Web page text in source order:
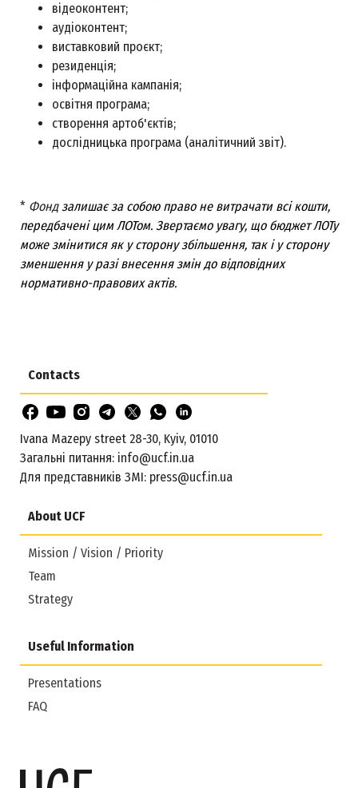
відеоконтент;
аудіоконтент;
виставковий проєкт;
резиденція;
інформаційна кампанія;
освітня програма;
створення артоб'єктів;
дослідницька програма (аналітичний звіт).
* Фондзалишає за собою право не витрачати всі кошти,
передбачені цим ЛОТом. Звертаємо увагу, що бюджет ЛОТу
може змінитися як у сторону збільшення, так і у сторону
зменшення у разі внесення змін до відповідних
нормативно-правових актів.
About UCF
Mission / Vision / Priority
Team
Strategy
Useful Information
Presentations
FAQ
Contacts
Ivana Mazepy street 28-30, Kyiv, 01010
Загальні питання: info@ucf.in.ua
Для представників ЗМІ: press@ucf.in.ua